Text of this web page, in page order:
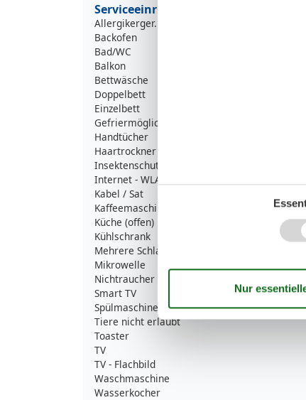
Serviceeinrichtungen
Allergikerger. (tierfrei)
Backofen
Bad/WC
Balkon
Bettwäsche
Doppelbett
Einzelbett
Gefriermöglichkeit
Handtücher
Haartrockner
Insektenschutz/Gaze
Internet - WLAN
Kabel / Sat
Kaffeemaschine
Küche (offen)
Kühlschrank
Mehrere Schlafzimmer
Mikrowelle
Nichtraucher
Smart TV
Spülmaschine
Tiere nicht erlaubt
Toaster
TV
TV - Flachbild
Waschmaschine
Wasserkocher